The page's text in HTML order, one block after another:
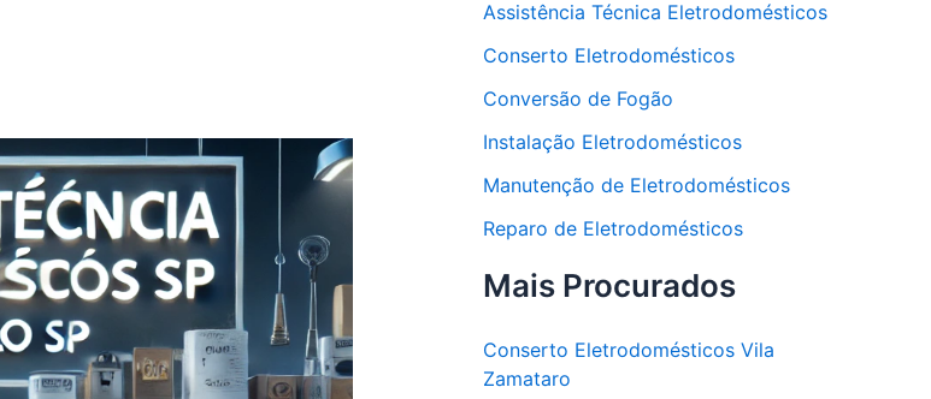
Assistência Técnica Eletrodomésticos
Conserto Eletrodomésticos
Conversão de Fogão
Instalação Eletrodomésticos
Manutenção de Eletrodomésticos
Reparo de Eletrodomésticos
Mais Procurados
Conserto Eletrodomésticos Vila
Zamataro